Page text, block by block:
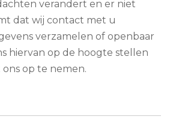
verandert en er niet
dat wij contact met u
verzamelen of openbaar
hiervan op de hoogte stellen
op te nemen.